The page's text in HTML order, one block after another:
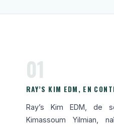
01
RAY’S KIM EDM, EN
Ray’s Kim EDM, de
Kimassoum Yilmian,